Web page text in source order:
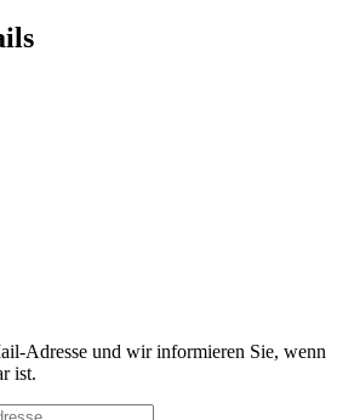
Adresse und wir informieren Sie, wenn
ist.